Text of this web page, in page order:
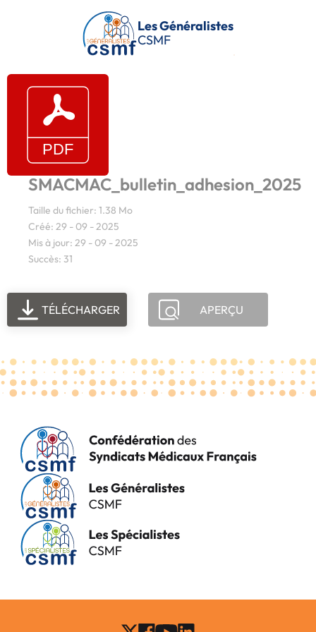
Passer au contenu principal
Les Généralistes
CSMF
SMACMAC_bulletin_adhesion_2025
Taille du fichier: 1.38 Mo
Créé: 29 - 09 - 2025
Mis à jour: 29 - 09 - 2025
Succès: 31
TÉLÉCHARGER APERÇU